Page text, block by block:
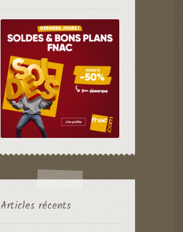
Articles récents